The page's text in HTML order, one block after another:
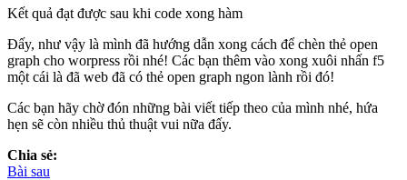
Kết quả đạt được sau khi code xong hàm
Đấy, như vậy là mình đã hướng dẫn xong cách để chèn thẻ open
graph cho worpress rồi nhé! Các bạn thêm vào xong xuôi nhấn f5
một cái là đã web đã có thẻ open graph ngon lành rồi đó!
Các bạn hãy chờ đón những bài viết tiếp theo của mình nhé, hứa
hẹn sẽ còn nhiều thủ thuật vui nữa đấy.
Chia sẻ:
Bài sau